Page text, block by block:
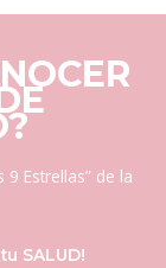
Estrellas” de la
SALUD!